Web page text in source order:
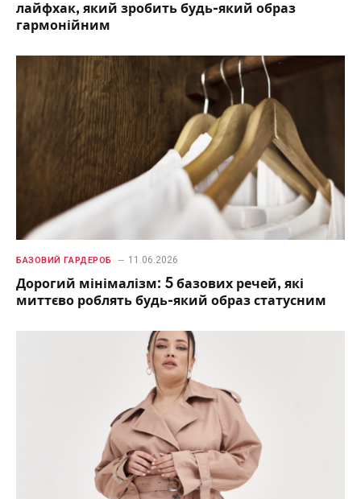
лайфхак, який зробить будь-який образ
гармонійним
БАЗОВИЙ ГАРДЕРОБ 11.06.2026
Дорогий мінімалізм: 5 базових речей, які
миттєво роблять будь-який образ статусним